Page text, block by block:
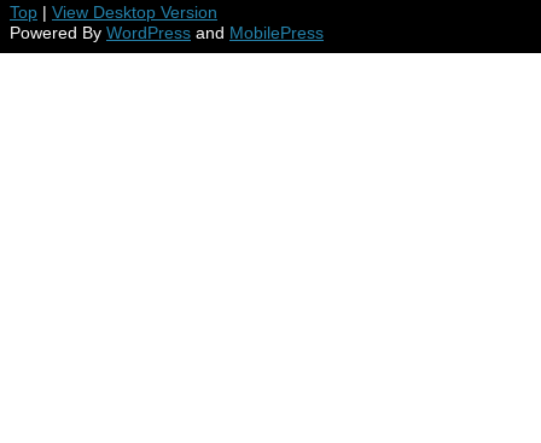
Top | View Desktop Version
Powered By WordPress and MobilePress